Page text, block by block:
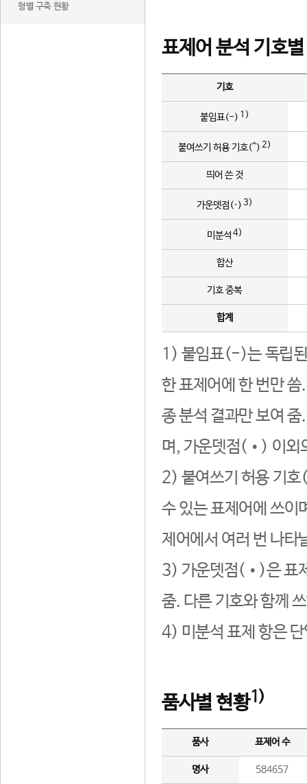
형별 구축 현황
표제어 분석 기호
기호
붙임표(-) 1)
붙여쓰기 허용 기호(^) 2)
띄어 쓴 것
가운뎃점(·) 3)
미분석 4)
합산
기호 중복
합계
1) 붙임표(-)는 독립된
한 표제어에 한 번만
종 분석 결과만 보여
며, 가운뎃점(•) 이외
2) 붙여쓰기 허용 기호
수 있는 표제어에 쓰이
제어에서 여러 번 나타
3) 가운뎃점(•)은 표
줌. 다른 기호와 함께
4) 미분석 표제 항은
품사별 현황1)
품사 표제어 수
명사 584657